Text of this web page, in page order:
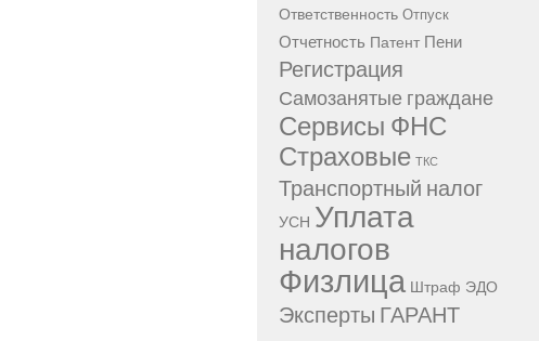
Ответственность Отпуск
Отчетность Патент Пени
Регистрация
Самозанятые граждане
Сервисы ФНС
Страховые ТКС
Транспортный налог
УСН Уплата
налогов
Физлица Штраф ЭДО
Эксперты ГАРАНТ